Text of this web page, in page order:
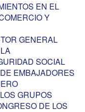
EN EL
Y
GENERAL
SOCIAL
EMBAJADORES
GRUPOS
DE LOS